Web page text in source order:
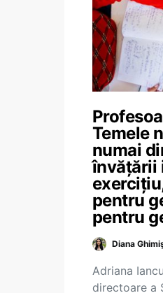
Temele
numai
învățării
pentru
pentru
Diana
Adriana
directoare a